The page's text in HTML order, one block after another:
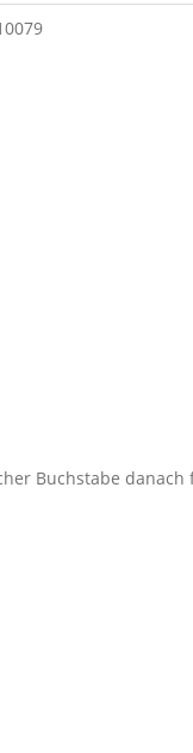
Buchstabe danach